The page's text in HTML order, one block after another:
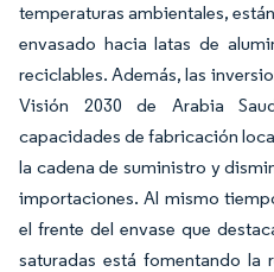
temperaturas ambientales,
envasado hacia latas de
reciclables. Además, las
Visión 2030 de Arabia
capacidades de fabricación
la cadena de suministro y
importaciones. Al mismo
el frente del envase que
saturadas está fomentando la